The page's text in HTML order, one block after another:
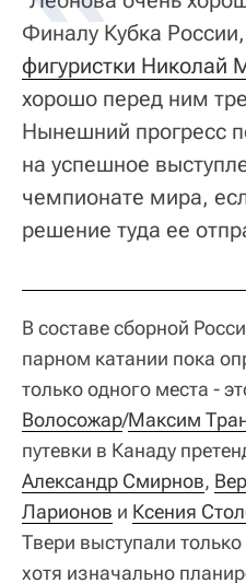
Финалу Кубка
фигуристки Николай
хорошо перед ним
Нынешний прогресс
на успешное
чемпионате мира,
решение туда ее
В составе сборной
парном катании пока
только одного места -
Волосожар/Максим
путевки в Канаду
Александр Смирнов,
Ларионов и Ксения
Твери выступали
хотя изначально